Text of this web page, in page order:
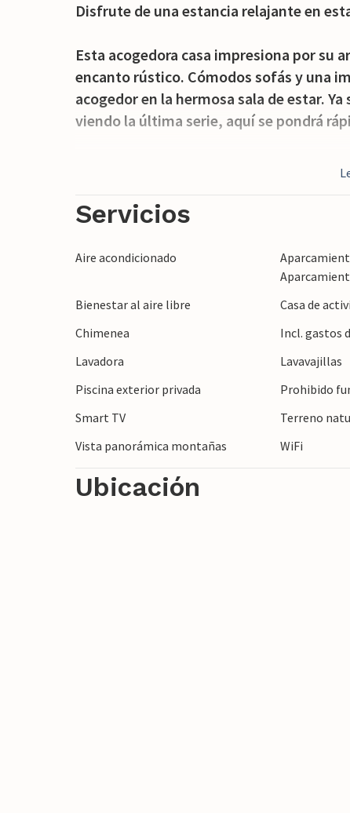
Disfrute de una estancia relajante en
Esta acogedora casa impresiona por su
encanto rústico. Cómodos sofás y una
acogedor en la hermosa sala de estar.
viendo la última serie, aquí se pondrá
Comience el día con un café matutino
una bebida refrescante en una de las
Descubra el encantador pueblo de Alaró
tradicionales y disfrute de la
Castell o haga excursiones a la Serra de
entre montañas, olivares y la costa
Servicios
Aire acondicionado
Bienestar al aire libre Casa de
Chimenea
Incl. gastos
Lavadora
Lavavajillas
Piscina exterior privada
Prohibido
Smart TV
Terreno
Vista panorámica montañas
WiFi
Ubicación